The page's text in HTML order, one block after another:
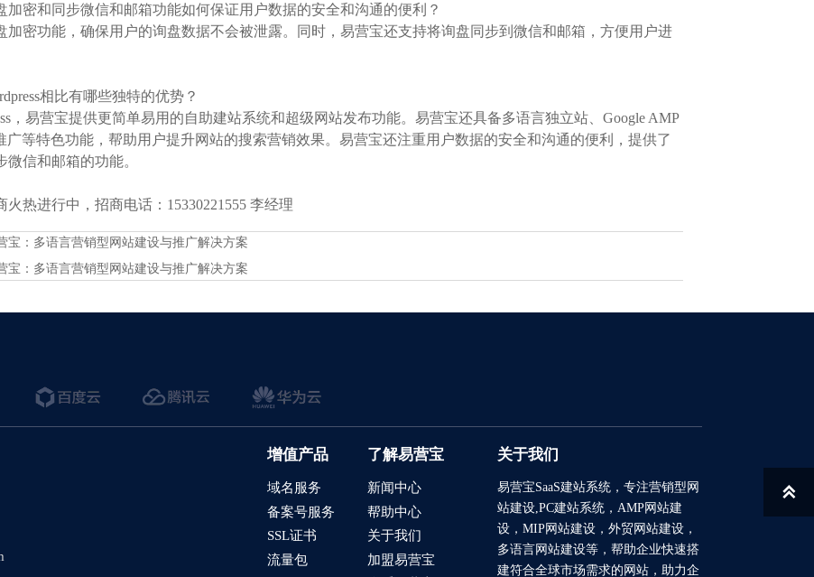
加密和同步微信和邮箱功能如何保证用户数据的安全和沟通的便利？
加密功能，确保用户的询盘数据不会被泄露。同时，易营宝还支持将询盘同步到微信和邮箱，方便用户进
相比有哪些独特的优势？
，易营宝提供更简单易用的自助建站系统和超级网站发布功能。易营宝还具备多语言独立站、Google AMP
广等特色功能，帮助用户提升网站的搜索营销效果。易营宝还注重用户数据的安全和沟通的便利，提供了
微信和邮箱的功能。
火热进行中，招商电话：15330221555 李经理
宝：多语言营销型网站建设与推广解决方案
宝：多语言营销型网站建设与推广解决方案
增值产品
域名服务
备案号服务
SSL证书
流量包
了解易营宝
新闻中心
帮助中心
关于我们
加盟易营宝
关于我们
易营宝SaaS建站系统，专注营销型网
站建设,PC建站系统，AMP网站建
设，MIP网站建设，外贸网站建设，
多语言网站建设等，帮助企业快速搭
建符合全球市场需求的网站，助力企
